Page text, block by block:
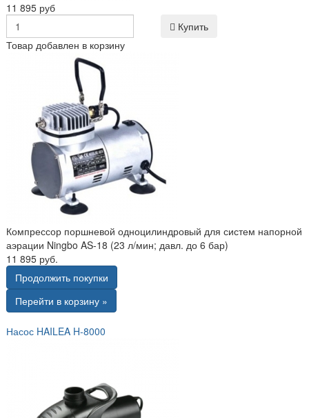
11 895 руб
Купить
Товар добавлен в корзину
Компрессор поршневой одноцилиндровый для систем напорной
аэрации Ningbo AS-18 (23 л/мин; давл. до 6 бар)
11 895 руб.
Продолжить покупки
Перейти в корзину »
Насос HAILEA H-8000